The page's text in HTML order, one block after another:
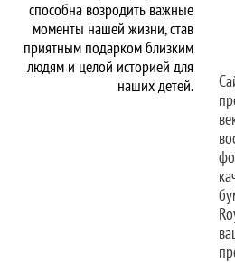
способна возродить важные
моменты нашей жизни, став
приятным подарком близким
людям и целой историей для
наших детей.